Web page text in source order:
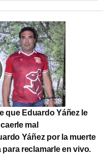
que Eduardo Yáñez le
mal
Yáñez por la muerte
reclamarle en vivo.